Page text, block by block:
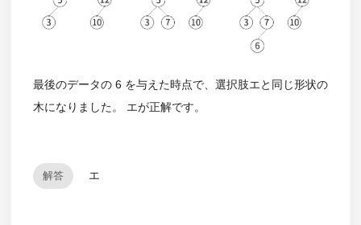
最後のデータの 6 を与えた時点で、選択肢エと同じ形状の
木になりました。 エが正解です。
解答 エ